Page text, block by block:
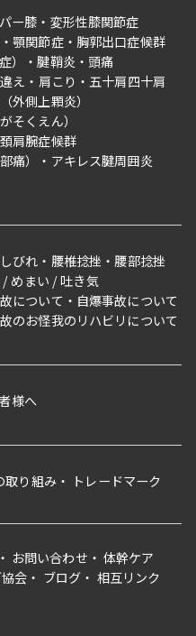
ー膝
変形性膝関節症
顎関節症
胸郭出口症候群
）
腱鞘炎
頭痛
え 肩こり
五十肩四十肩
外側上顆炎）
そくえん）
頚肩腕症候群
痛）
アキレス腱周囲炎
びれ 腰椎捻挫
腰部捻挫
/ めまい / 吐き気
について
自爆事故について
のお怪我のリハビリについて
様へ
取り組み トレードマーク
お問い合わせ
体幹ケア
会
ブログ 相互リンク